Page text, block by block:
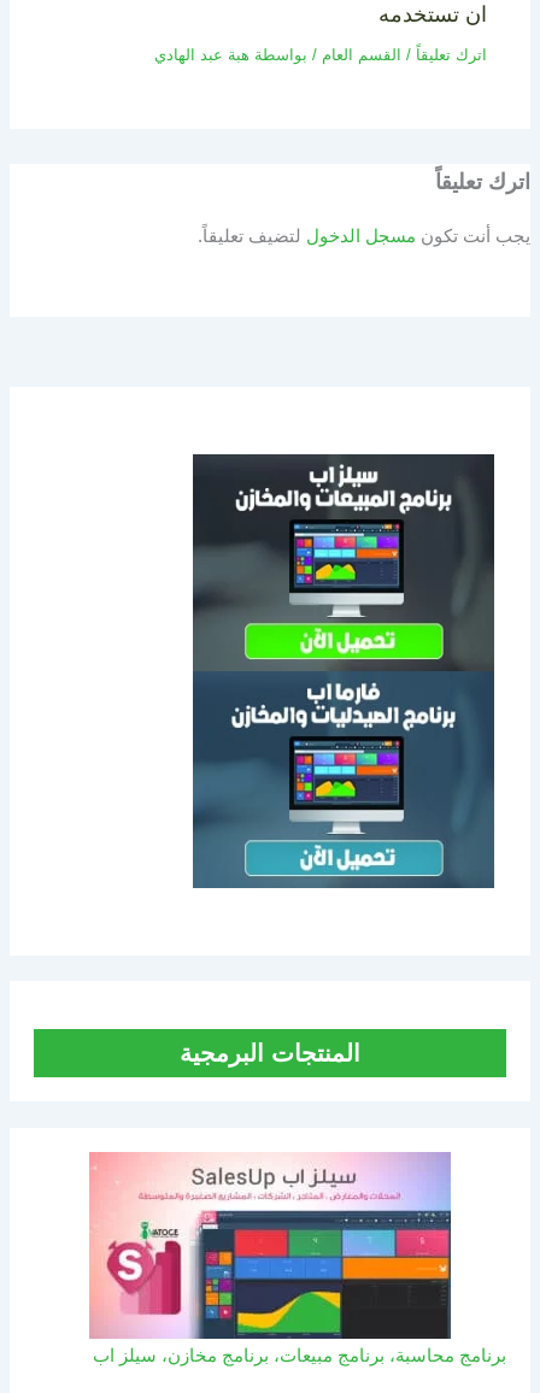
ان تستخدمه
اترك تعليقاً / القسم العام / بواسطة هبة عبد الهادي
اترك تعليقاً
يجب أنت تكون مسجل الدخول لتضيف تعليقاً.
المنتجات البرمجية
برنامج محاسبة، برنامج مبيعات، برنامج مخازن، سيلز اب